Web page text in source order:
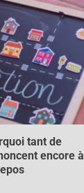
tant de
encore à